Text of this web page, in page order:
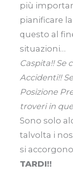
più
pianificare
questo al
situazioni…
Caspita!! Se
Accidenti!!
Posizione
troveri in
Sono solo
talvolta i
si
TARDI!!